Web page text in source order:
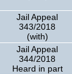
Jail Appeal
343/2018
(with)
Jail Appeal
344/2018
Heard in part